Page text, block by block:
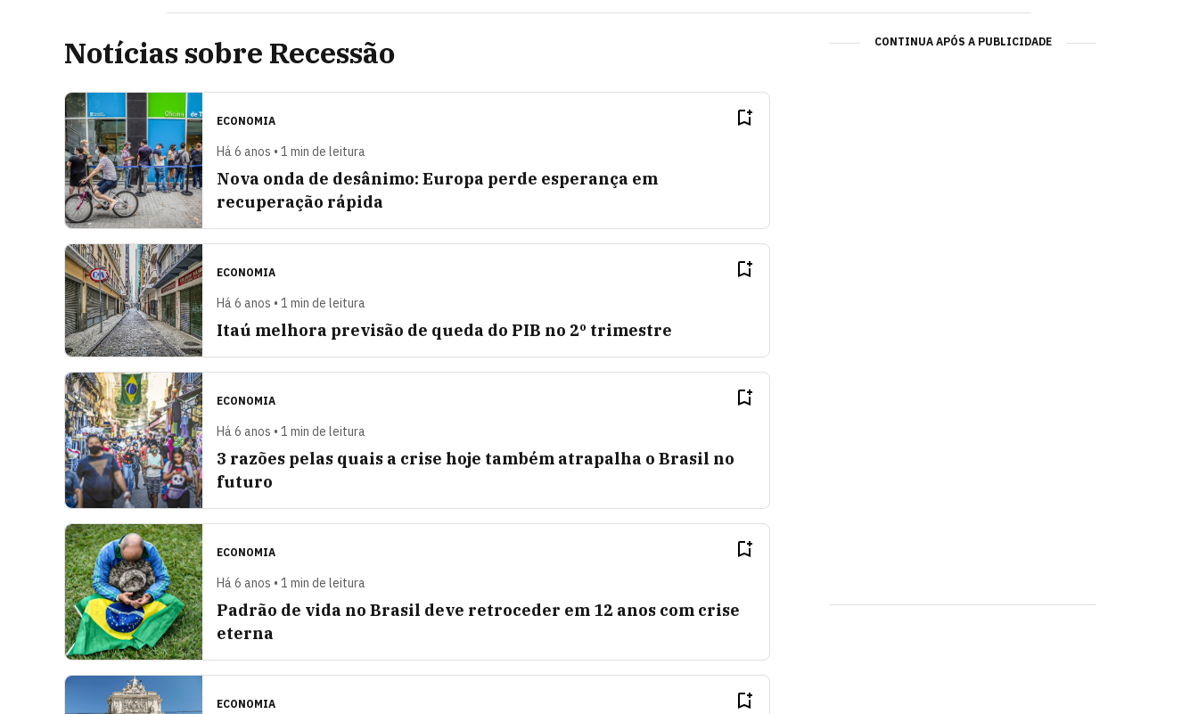
Notícias sobre Recessão
ECONOMIA
Há 6 anos • 1 min de leitura
Nova onda de desânimo: Europa perde esperança em
recuperação rápida
ECONOMIA
Há 6 anos • 1 min de leitura
Itaú melhora previsão de queda do PIB no 2º trimestre
ECONOMIA
Há 6 anos • 1 min de leitura
3 razões pelas quais a crise hoje também atrapalha o Brasil no
futuro
ECONOMIA
Há 6 anos • 1 min de leitura
Padrão de vida no Brasil deve retroceder em 12 anos com crise
eterna
ECONOMIA
CONTINUA APÓS A PUBLICIDADE